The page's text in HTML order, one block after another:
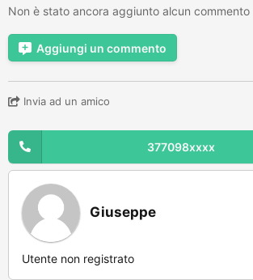
Non è stato ancora aggiunto alcun commento
Aggiungi un commento
Invia ad un amico
377098xxxx
Giuseppe
Utente non registrato